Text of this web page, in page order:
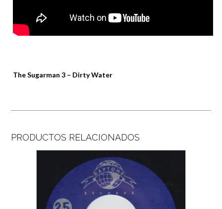
The Sugarman 3 – Dirty Water
PRODUCTOS RELACIONADOS